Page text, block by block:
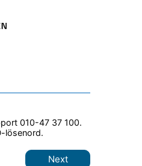
010-47 37 100.
lösenord.
Next